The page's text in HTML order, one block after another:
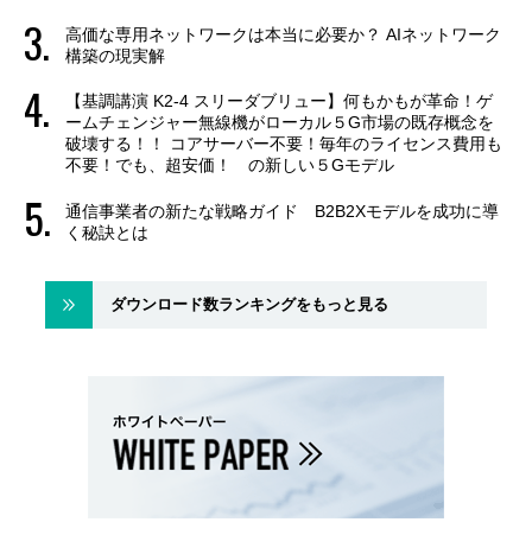
高価な専用ネットワークは本当に必要か？ AIネットワーク
構築の現実解
【基調講演 K2-4 スリーダブリュー】何もかもが革命！ゲ
ームチェンジャー無線機がローカル５G市場の既存概念を
破壊する！！ コアサーバー不要！毎年のライセンス費用も
不要！でも、超安価！ の新しい５Gモデル
通信事業者の新たな戦略ガイド B2B2Xモデルを成功に導
く秘訣とは
ダウンロード数ランキングをもっと見る